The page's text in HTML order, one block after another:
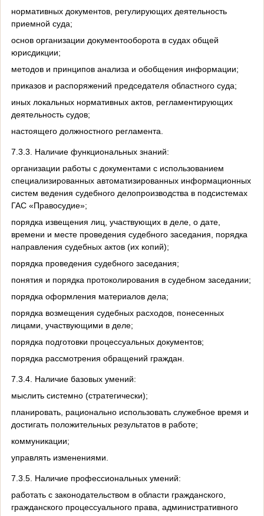
нормативных документов, регулирующих деятельность
приемной суда;
основ организации документооборота в судах общей
юрисдикции;
методов и принципов анализа и обобщения информации;
приказов и распоряжений председателя областного суда;
иных локальных нормативных актов, регламентирующих
деятельность судов;
настоящего должностного регламента.
7.3.3. Наличие функциональных знаний:
организации работы с документами с использованием
специализированных автоматизированных информационных
систем ведения судебного делопроизводства в подсистемах
ГАС «Правосудие»;
порядка извещения лиц, участвующих в деле, о дате,
времени и месте проведения судебного заседания, порядка
направления судебных актов (их копий);
порядка проведения судебного заседания;
понятия и порядка протоколирования в судебном заседании;
порядка оформления материалов дела;
порядка возмещения судебных расходов, понесенных
лицами, участвующими в деле;
порядка подготовки процессуальных документов;
порядка рассмотрения обращений граждан.
7.3.4. Наличие базовых умений:
мыслить системно (стратегически);
планировать, рационально использовать служебное время и
достигать положительных результатов в работе;
коммуникации;
управлять изменениями.
7.3.5. Наличие профессиональных умений:
работать с законодательством в области гражданского,
гражданского процессуального права, административного